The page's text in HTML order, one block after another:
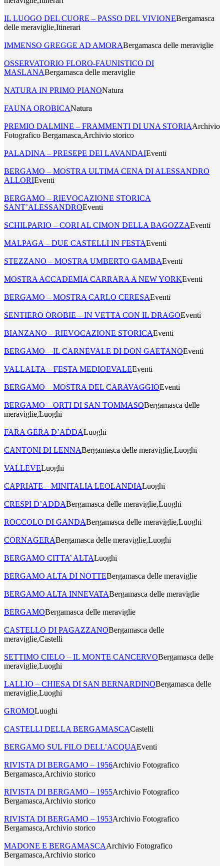
IL LUOGO DEL CUORE – PASSO DEL VIVIONEBergamasca
delle meraviglie,Itinerari
IMMENSO GREGGE AD AMORABergamasca delle meraviglie
OSSERVATORIO FLORO-FAUNISTICO DI
MASLANABergamasca delle meraviglie
NATURA IN PRIMO PIANONatura
FAUNA OROBICANatura
PREMIO DALMINE – FRAMMENTI DI UNA STORIAArchivio
Fotografico Bergamasca,Archivio storico
PALADINA – PRESEPE DEI LAVANDAIEventi
BERGAMO – MOSTRA ULTIMA CENA DI ALESSANDRO
ALLORIEventi
BERGAMO – RIEVOCAZIONE STORICA
SANT’ALESSANDROEventi
SCHILPARIO – CORI AL CIMON DELLA BAGOZZAEventi
MALPAGA – DUE CASTELLI IN FESTAEventi
STEZZANO – MOSTRA UMBERTO GAMBAEventi
MOSTRA ACCADEMIA CARRARA A NEW YORKEventi
BERGAMO – MOSTRA CARLO CERESAEventi
SENTIERO OROBIE – IN VETTA CON IL DRAGOEventi
BIANZANO – RIEVOCAZIONE STORICAEventi
BERGAMO – IL CARNEVALE DI DON GAETANOEventi
VALLALTA – FESTA MEDIOEVALEEventi
BERGAMO – MOSTRA DEL CARAVAGGIOEventi
BERGAMO – ORTI DI SAN TOMMASOBergamasca delle
meraviglie,Luoghi
FARA GERA D’ADDALuoghi
CANTONI DI LENNABergamasca delle meraviglie,Luoghi
VALLEVELuoghi
CAPRIATE – MINITALIA LEOLANDIALuoghi
CRESPI D’ADDABergamasca delle meraviglie,Luoghi
ROCCOLO DI GANDABergamasca delle meraviglie,Luoghi
CORNAGERABergamasca delle meraviglie,Luoghi
BERGAMO CITTA’ ALTALuoghi
BERGAMO ALTA DI NOTTEBergamasca delle meraviglie
BERGAMO ALTA INNEVATABergamasca delle meraviglie
BERGAMOBergamasca delle meraviglie
CASTELLO DI PAGAZZANOBergamasca delle
meraviglie,Castelli
SETTIMO CIELO – IL MONTE CANCERVOBergamasca delle
meraviglie,Luoghi
LALLIO – CHIESA DI SAN BERNARDINOBergamasca delle
meraviglie,Luoghi
GROMOLuoghi
CASTELLI DELLA BERGAMASCACastelli
BERGAMO SUL FILO DELL’ACQUAEventi
RIVISTA DI BERGAMO – 1956Archivio Fotografico
Bergamasca,Archivio storico
RIVISTA DI BERGAMO – 1955Archivio Fotografico
Bergamasca,Archivio storico
RIVISTA DI BERGAMO – 1953Archivio Fotografico
Bergamasca,Archivio storico
MADONE E BERGAMASCAArchivio Fotografico
Bergamasca,Archivio storico